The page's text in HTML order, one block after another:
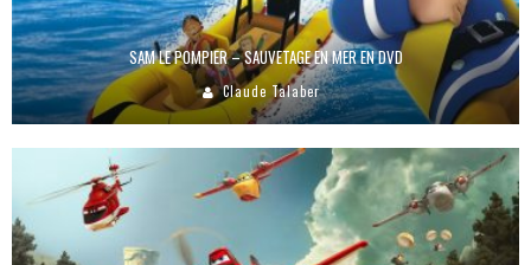
SAM LE POMPIER – SAUVETAGE EN MER EN DVD
Claude Talaber